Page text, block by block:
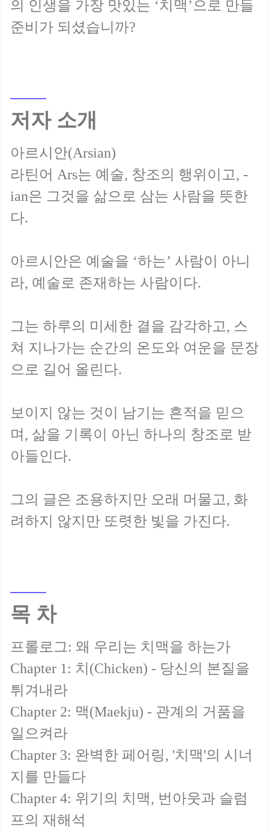
의 인생을 가장 맛있는 ‘치맥’으로 만들
저자 소개
아르시안(Arsian)
라틴어 Ars는 예술, 창조의 행위이고, -
ian은 그것을 삶으로 삼는 사람을 뜻한
다.
아르시안은 예술을 ‘하는’ 사람이 아니
라, 예술로 존재하는 사람이다.
그는 하루의 미세한 결을 감각하고, 스
쳐 지나가는 순간의 온도와 여운을 문장
으로 길어 올린다.
보이지 않는 것이 남기는 흔적을 믿으
며, 삶을 기록이 아닌 하나의 창조로 받
아들인다.
그의 글은 조용하지만 오래 머물고, 화
목 차
프롤로그: 왜 우리는 치맥을 하는가
Chapter 1: 치(Chicken) - 당신의 본질을
튀겨내라
Chapter 2: 맥(Maekju) - 관계의 거품을
일으켜라
Chapter 3: 완벽한 페어링, '치맥'의 시너
지를 만들다
Chapter 4: 위기의 치맥, 번아웃과 슬럼
프의 재해석